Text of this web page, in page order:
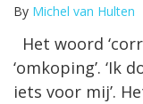
By Michel van Hulten
Het woord
‘omkoping’. ‘Ik
iets voor mij’.